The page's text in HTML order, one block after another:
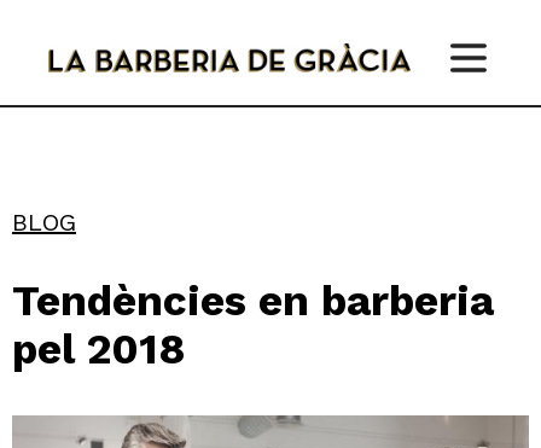
content
BLOG
Tendències en barberia
pel 2018